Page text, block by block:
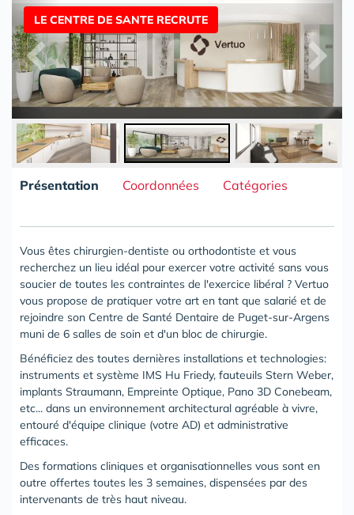
LE CENTRE DE SANTE RECRUTE
Présentation Coordonnées Catégories
Vous êtes chirurgien-dentiste ou orthodontiste et vous
recherchez un lieu idéal pour exercer votre activité sans vous
soucier de toutes les contraintes de l'exercice libéral ? Vertuo
vous propose de pratiquer votre art en tant que salarié et de
rejoindre son Centre de Santé Dentaire de Puget-sur-Argens
muni de 6 salles de soin et d'un bloc de chirurgie.
Bénéficiez des toutes dernières installations et technologies:
instruments et système IMS Hu Friedy, fauteuils Stern Weber,
implants Straumann, Empreinte Optique, Pano 3D Conebeam,
etc... dans un environnement architectural agréable à vivre,
entouré d'équipe clinique (votre AD) et administrative
efficaces.
Des formations cliniques et organisationnelles vous sont en
outre offertes toutes les 3 semaines, dispensées par des
intervenants de très haut niveau.